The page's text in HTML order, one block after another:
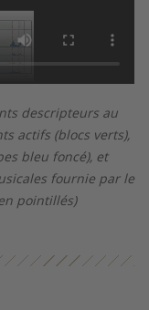
descripteurs au
actifs (blocs verts),
bleu foncé), et
fournie par le
pointillés)